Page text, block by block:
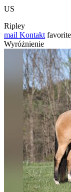
US
Ripley
mail Kontakt favorite
Wyróżnienie